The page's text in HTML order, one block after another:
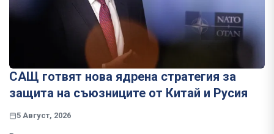
САЩ готвят нова ядрена стратегия за
защита на съюзниците от Китай и Русия
5 Август, 2026